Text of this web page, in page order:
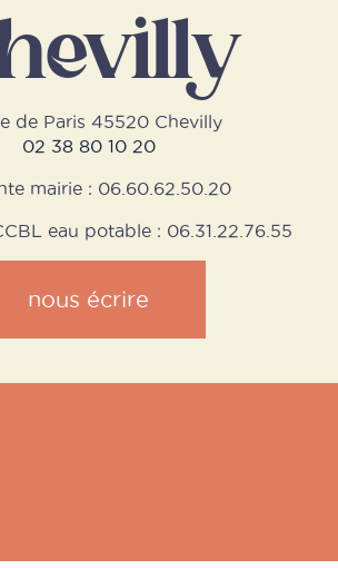
de Paris 45520 Chevilly
02 38 80 10 20
mairie : 06.60.62.50.20
eau potable : 06.31.22.76.55
nous écrire